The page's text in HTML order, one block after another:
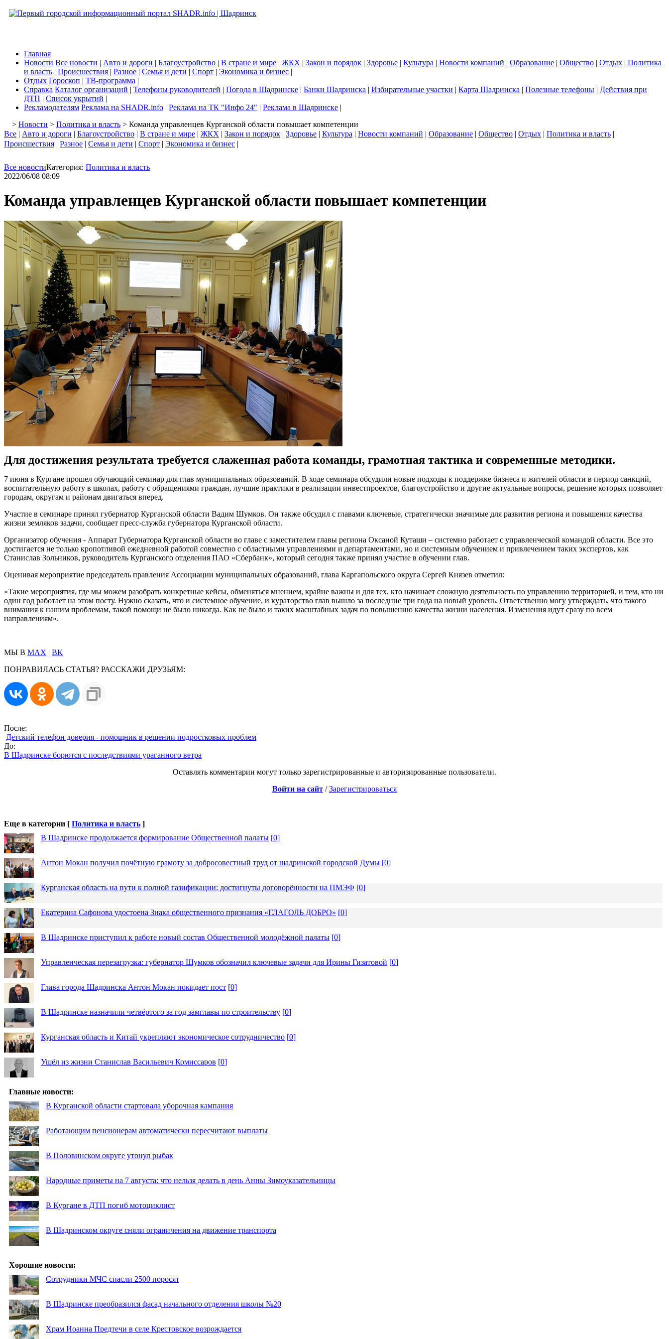
Главная
Новости Все новости | Авто и дороги | Благоустройство | В стране и мире | ЖКХ | Закон и порядок | Здоровье | Культура | Новости компаний | Образование | Общество | Отдых | Политика
и власть | Происшествия | Разное | Семья и дети | Спорт | Экономика и бизнес |
Отдых Гороскоп | ТВ-программа |
Справка Каталог организаций | Телефоны руководителей | Погода в Шадринске | Банки Шадринска | Избирательные участки | Карта Шадринска | Полезные телефоны | Действия при
ДТП | Список укрытий |
Рекламодателям Реклама на SHADR.info | Реклама на ТК "Инфо 24" | Реклама в Шадринске |
> Новости > Политика и власть > Команда управленцев Курганской области повышает компетенции
Все | Авто и дороги | Благоустройство | В стране и мире | ЖКХ | Закон и порядок | Здоровье | Культура | Новости компаний | Образование | Общество | Отдых | Политика и власть |
Происшествия | Разное | Семья и дети | Спорт | Экономика и бизнес |
Все новостиКатегория: Политика и власть
2022/06/08 08:09
Команда управленцев Курганской области повышает компетенции
Для достижения результата требуется слаженная работа команды, грамотная тактика и современные методики.
7 июня в Кургане прошел обучающий семинар для глав муниципальных образований. В ходе семинара обсудили новые подходы к поддержке бизнеса и жителей области в период санкций,
воспитательную работу в школах, работу с обращениями граждан, лучшие практики в реализации инвестпроектов, благоустройство и другие актуальные вопросы, решение которых позволяет
городам, округам и районам двигаться вперед.
Участие в семинаре принял губернатор Курганской области Вадим Шумков. Он также обсудил с главами ключевые, стратегически значимые для развития региона и повышения качества
жизни земляков задачи, сообщает пресс-служба губернатора Курганской области.
Организатор обучения - Аппарат Губернатора Курганской области во главе с заместителем главы региона Оксаной Куташи – системно работает с управленческой командой области. Все это
достигается не только кропотливой ежедневной работой совместно с областными управлениями и департаментами, но и системным обучением и привлечением таких экспертов, как
Станислав Зольников, руководитель Курганского отделения ПАО «Сбербанк», который сегодня также принял участие в обучении глав.
Оценивая мероприятие председатель правления Ассоциации муниципальных образований, глава Каргапольского округа Сергей Князев отметил:
«Такие мероприятия, где мы можем разобрать конкретные кейсы, обменяться мнением, крайне важны и для тех, кто начинает сложную деятельность по управлению территорией, и тем, кто ни
один год работает на этом посту. Нужно сказать, что и системное обучение, и кураторство глав вышло за последние три года на новый уровень. Ответственно могу утверждать, что такого
внимания к нашим проблемам, такой помощи не было никогда. Как не было и таких масштабных задач по повышению качества жизни населения. Изменения идут сразу по всем
направлениям».
МЫ В MAX | ВК
ПОНРАВИЛАСЬ СТАТЬЯ? РАССКАЖИ ДРУЗЬЯМ:
После:
Детский телефон доверия - помощник в решении подростковых проблем
До:
В Шадринске борются с последствиями ураганного ветра
Оставлять комментарии могут только зарегистрированные и авторизированные пользователи.
Войти на сайт /Зарегистрироваться
Еще в категории [ Политика и власть ]
В Шадринске продолжается формирование Общественной палаты [0]
Антон Мокан получил почётную грамоту за добросовестный труд от шадринской городской Думы [0]
Курганская область на пути к полной газификации: достигнуты договорённости на ПМЭФ [0]
Екатерина Сафонова удостоена Знака общественного признания «ГЛАГОЛЬ ДОБРО» [0]
В Шадринске приступил к работе новый состав Общественной молодёжной палаты [0]
Управленческая перезагрузка: губернатор Шумков обозначил ключевые задачи для Ирины Гизатовой [0]
Глава города Шадринска Антон Мокан покидает пост [0]
В Шадринске назначили четвёртого за год замглавы по строительству [0]
Курганская область и Китай укрепляют экономическое сотрудничество [0]
Ушёл из жизни Станислав Васильевич Комиссаров [0]
Главные новости:
В Курганской области стартовала уборочная кампания
Работающим пенсионерам автоматически пересчитают выплаты
В Половинском округе утонул рыбак
Народные приметы на 7 августа: что нельзя делать в день Анны Зимоуказательницы
В Кургане в ДТП погиб мотоциклист
В Шадринском округе сняли ограничения на движение транспорта
Хорошие новости:
Сотрудники МЧС спасли 2500 поросят
В Шадринске преобразился фасад начального отделения школы №20
Храм Иоанна Предтечи в селе Крестовское возрождается